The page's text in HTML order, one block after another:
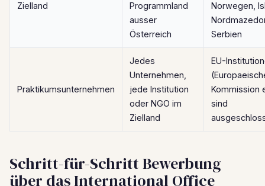
Zielland
Programmland
ausser
Österreich
Norwegen,
Serbien
Praktikumsunternehmen
Jedes
Unternehmen,
jede Institution
oder NGO im
Zielland
EU-
Kommission
sind
Schritt-für-Schritt Bewerbung
über das International Office